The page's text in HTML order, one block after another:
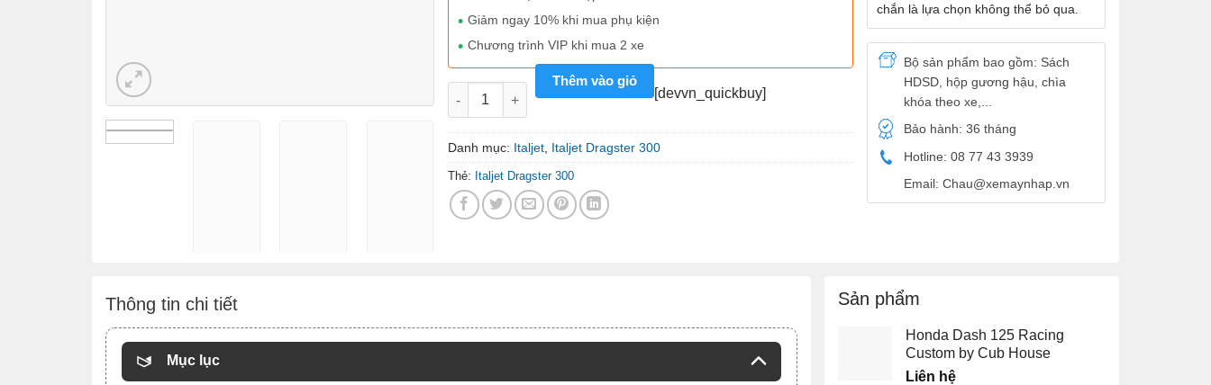
Giảm ngay 10% khi mua phụ kiện
Chương trình VIP khi mua 2 xe
Xe tay ga nhập Italjet Dragster 300 - Malossi số lượng
Thêm vào giỏ
[devvn_quickbuy]
Danh mục: Italjet Italjet Dragster 300
Thẻ: Italjet Dragster 300
chắn là lựa chọn không thể bỏ qua.
Bộ sản phẩm bao gồm: Sách
HDSD, hộp gương hậu, chìa
khóa theo xe,...
Bảo hành: 36 tháng
Hotline: 08 77 43 3939
Email: Chau@xemaynhap.vn
Thông tin chi tiết
Mục lục
Sản phẩm
Honda Dash 125 Racing
Custom by Cub House
Liên hệ